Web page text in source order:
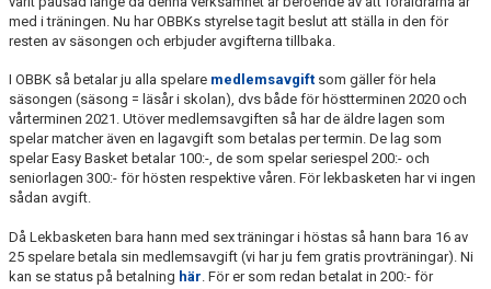
KALENDER
MEDLEMSSKAP
HJÄLPFOND
STYRELSEN
SCHYSST IDROTT LF KALMAR
med i träningen. Nu har OBBKs styrelse tagit beslut att ställa in den för
resten av säsongen och erbjuder avgifterna tillbaka.
I OBBK så betalar ju alla spelare medlemsavgift som gäller för hela
säsongen (säsong = läsår i skolan), dvs både för höstterminen 2020 och
vårterminen 2021. Utöver medlemsavgiften så har de äldre lagen som
spelar matcher även en lagavgift som betalas per termin. De lag som
spelar Easy Basket betalar 100:-, de som spelar seriespel 200:- och
seniorlagen 300:- för hösten respektive våren. För lekbasketen har vi ingen
sådan avgift.
Då Lekbasketen bara hann med sex träningar i höstas så hann bara 16 av
25 spelare betala sin medlemsavgift (vi har ju fem gratis provträningar). Ni
kan se status på betalning här. För er som redan betalat in 200:- för